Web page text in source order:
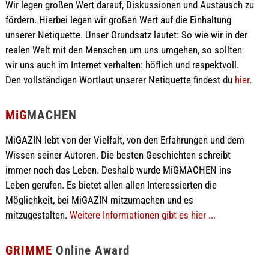
Wir legen großen Wert darauf, Diskussionen und Austausch zu
fördern. Hierbei legen wir großen Wert auf die Einhaltung
unserer Netiquette. Unser Grundsatz lautet: So wie wir in der
realen Welt mit den Menschen um uns umgehen, so sollten
wir uns auch im Internet verhalten: höflich und respektvoll.
Den vollständigen Wortlaut unserer Netiquette findest du hier.
MiGMACHEN
MiGAZIN lebt von der Vielfalt, von den Erfahrungen und dem
Wissen seiner Autoren. Die besten Geschichten schreibt
immer noch das Leben. Deshalb wurde MiGMACHEN ins
Leben gerufen. Es bietet allen allen Interessierten die
Möglichkeit, bei MiGAZIN mitzumachen und es
mitzugestalten. Weitere Informationen gibt es hier ...
GRIMME Online Award